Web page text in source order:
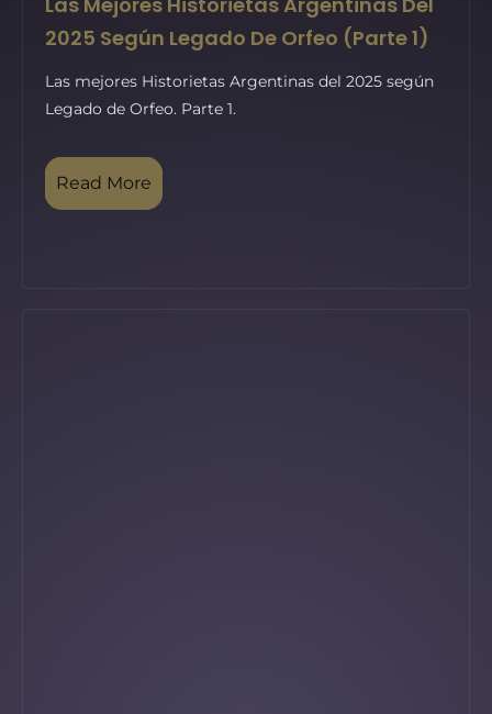
2025 Según Legado De Orfeo (parte 1)
Las mejores Historietas Argentinas del 2025 según
Legado de Orfeo. Parte 1.
Read More